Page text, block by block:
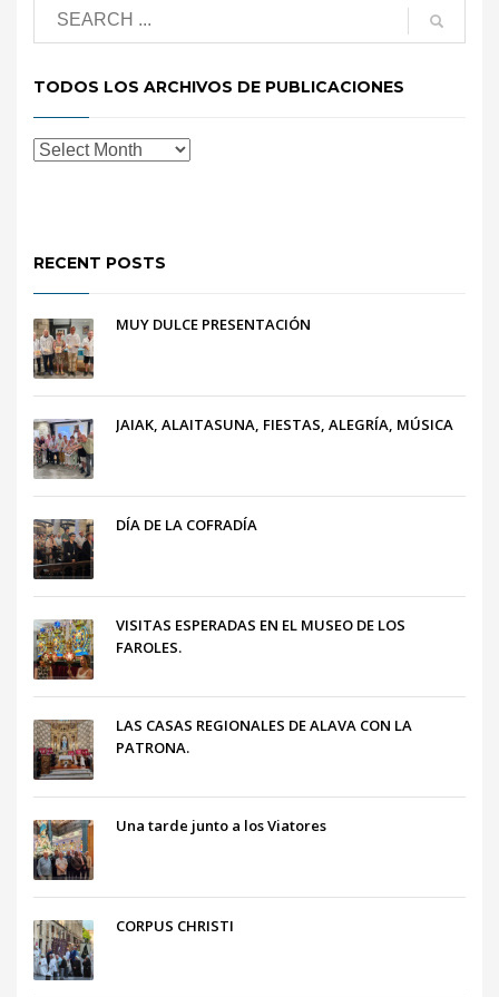
TODOS LOS ARCHIVOS DE PUBLICACIONES
RECENT POSTS
MUY DULCE PRESENTACIÓN
JAIAK, ALAITASUNA, FIESTAS, ALEGRÍA, MÚSICA
DÍA DE LA COFRADÍA
VISITAS ESPERADAS EN EL MUSEO DE LOS
FAROLES.
LAS CASAS REGIONALES DE ALAVA CON LA
PATRONA.
Una tarde junto a los Viatores
CORPUS CHRISTI